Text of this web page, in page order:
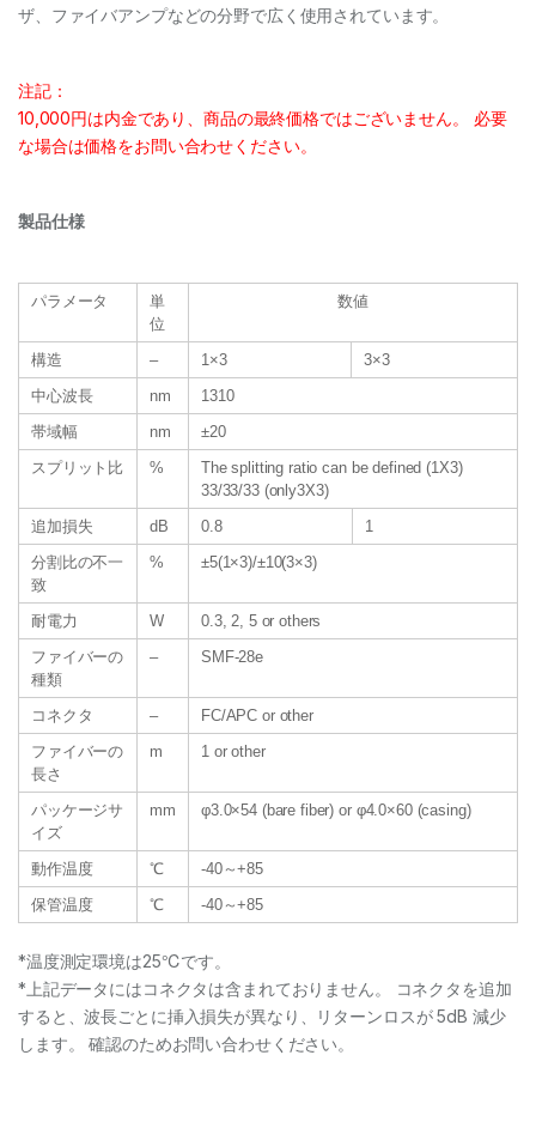
ザ、ファイバアンプなどの分野で広く使用されています。
注記：
10,000円は内金であり、商品の最終価格ではございません。 必要
な場合は価格をお問い合わせください。
製品仕様
パラメータ
単
位
数値
構造 – 1×3
3×3
中心波長
nm
1310
帯域幅
nm
±20
スプリット比
%
The splitting ratio can be defined (1X3)
33/33/33 (only3X3)
追加損失
dB 0.8
1
分割比の不一
致
% ±5(1×3)/±10(3×3)
耐電力 W
0.3, 2, 5 or others
ファイバーの
種類
– SMF-28e
コネクタ –
FC/APC or other
ファイバーの
長さ
m 1 or other
パッケージサ
イズ
mm φ3.0×54 (bare fiber) or φ4.0×60 (casing)
動作温度 ℃
-40～+85
保管温度
℃ -40～+85
*温度測定環境は25℃です。
*上記データにはコネクタは含まれておりません。 コネクタを追加
すると、波長ごとに挿入損失が異なり、リターンロスが 5dB 減少
します。 確認のためお問い合わせください。